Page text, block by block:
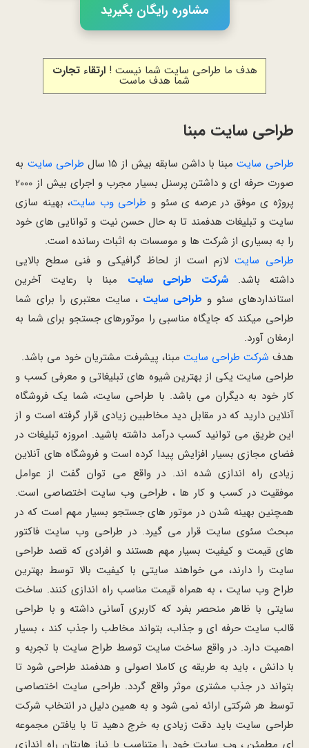
مشاوره رایگان بگیرید
هدف ما طراحی سایت شما نیست !ارتقاء تجارت
شما هدف ماست
طراحی سایت مبنا
طراحی سایتمبنا با داشن سابقه بیش از 15 سال طراحی سایت به
صورت حرفه ای و داشتن پرسنل بسیار مجرب و اجرای بیش از 2000
پروژه ی موفق در عرصه ی سئو و طراحی وب سایت، بهینه سازی
سایت و تبلیغات هدفمند تا به حال حسن نیت و توانایی های خود
را به بسیاری از شرکت ها و موسسات به اثبات رسانده است.
طراحی سایت لازم است از لحاظ گرافیکی و فنی سطح بالایی
داشته باشد.شرکت طراحی سایت مبنا با رعایت آخرین
استانداردهای سئو و طراحی سایت ، سایت معتبری را برای شما
طراحی میکند که جایگاه مناسبی را موتورهای جستجو برای شما به
ارمغان آورد.
هدف شرکت طراحی سایت مبنا، پیشرفت مشتریان خود می باشد.
طراحی سایت یکی از بهترین شیوه های تبلیغاتی و معرفی کسب و
کار خود به دیگران می باشد. با طراحی سایت، شما یک فروشگاه
آنلاین دارید که در مقابل دید مخاطبین زیادی قرار گرفته است و از
این طریق می توانید کسب درآمد داشته باشید. امروزه تبلیغات در
فضای مجازی بسیار افزایش پیدا کرده است و فروشگاه های آنلاین
زیادی راه اندازی شده اند. در واقع می توان گفت از عوامل
موفقیت در کسب و کار ها ، طراحی وب سایت اختصاصی است.
همچنین بهینه شدن در موتور های جستجو بسیار مهم است که در
مبحث سئوی سایت قرار می گیرد. در طراحی وب سایت فاکتور
های قیمت و کیفیت بسیار مهم هستند و افرادی که قصد طراحی
سایت را دارند، می خواهند سایتی با کیفیت بالا توسط بهترین
طراح وب سایت ، به همراه قیمت مناسب راه اندازی کنند. ساخت
سایتی با ظاهر منحصر بفرد که کاربری آسانی داشته و با طراحی
قالب سایت حرفه ای و جذاب، بتواند مخاطب را جذب کند ، بسیار
اهمیت دارد. در واقع ساخت سایت توسط طراح سایت با تجربه و
با دانش ، باید به طریقه ی کاملا اصولی و هدفمند طراحی شود تا
بتواند در جذب مشتری موثر واقع گردد. طراحی سایت اختصاصی
توسط هر شرکتی ارائه نمی شود و به همین دلیل در انتخاب شرکت
طراحی سایت باید دقت زیادی به خرج دهید تا با یافتن مجموعه
ای مطمئن ، وب سایت خود را متناسب با نیاز هایتان راه اندازی